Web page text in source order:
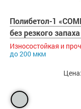
Полибетол-1
без резкого
Износостойкая и
до 200 мкм
Цена: